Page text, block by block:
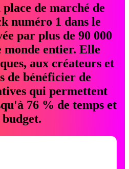
place de marché de
numéro 1 dans le
par plus de 90 000
monde entier. Elle
aux créateurs et
de bénéficier de
qui permettent
76 % de temps et
budget.